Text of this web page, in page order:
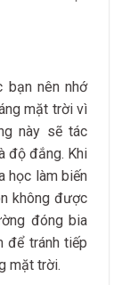
bạn nên nhớ
mặt trời vì
này sẽ tác
độ đắng. Khi
học làm biến
không được
đóng bia
để tránh tiếp
mặt trời.